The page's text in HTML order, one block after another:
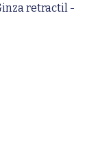
retractil -